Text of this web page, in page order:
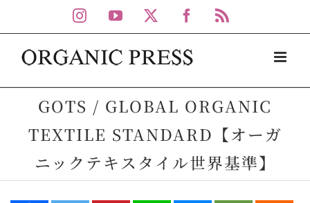
to
content
Instagram
YouTube Facebook
GOTS / GLOBAL ORGANIC
TEXTILE STANDARD【オーガ
ニックテキスタイル世界基準】